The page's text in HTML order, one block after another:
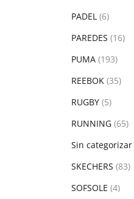
PADEL (6)
PAREDES (16)
PUMA (193)
REEBOK (35)
RUGBY (5)
RUNNING (65)
Sin categorizar
SKECHERS (83)
SOFSOLE (4)